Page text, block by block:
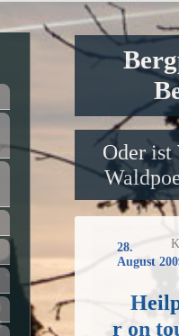
Oder ist
28.
August
r on